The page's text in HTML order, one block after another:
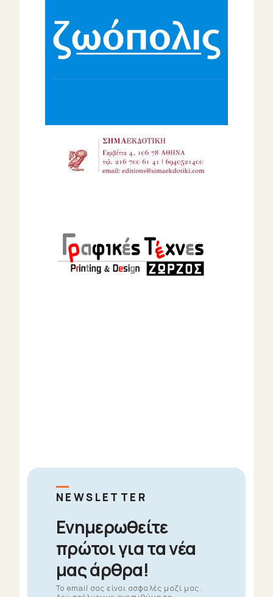
NEWSLETTER
Ενημερωθείτε
πρώτοι για τα νέα
μας άρθρα!
To email σας είναι ασφαλές μαζί μας.